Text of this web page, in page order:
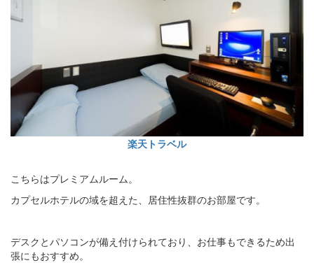
楽天トラベル
こちらはプレミアムルーム。
カプセルホテルの域を超えた、居住性抜群のお部屋です。
デスクとパソコンが備え付けられており、お仕事もできるため出
張にもおすすめ。